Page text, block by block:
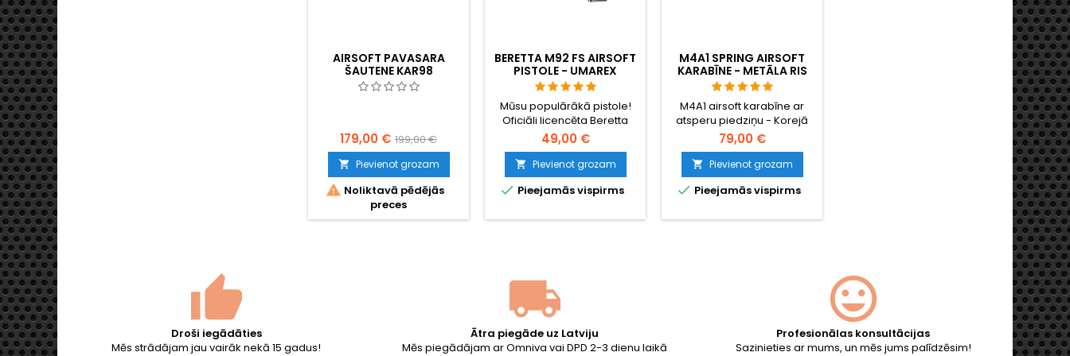
AIRSOFT PAVASARA
ŠAUTENE KAR98
179,00 € 199,00 €
 Pievienot grozam
 Noliktavā pēdējās
preces
BERETTA M92 FS AIRSOFT
PISTOLE - UMAREX
OFICIĀLĀ REPLIKA
Mūsu populārākā pistole!
Oficiāli licencēta Beretta
M92 FS replika no Umarex.
Metāla iekšējās detaļas,
kustīgs gailis un oriģinālie
marķējumi.
49,00 €
 Pievienot grozam
 Pieejamās vispirms
M4A1 SPRING AIRSOFT
KARABĪNE - METĀLA RIS
SLIEDES, REGULĒJAMA
PIEZDA, IZJAUCAMA
M4A1 airsoft karabīne ar
atsperu piedziņu - Korejā
ražota kvalitatīva replika ar
metāla RIS sliedēm visās
četrās pusēs piederumiem,
regulējamu pieturi un dzelzs
mērierīci, kā arī hop-up
īsta M4 šautene.
79,00 €
 Pievienot grozam
 Pieejamās vispirms
Droši iegādāties
Mēs strādājam jau vairāk nekā 15 gadus!
Ātra piegāde uz Latviju
Mēs piegādājam ar Omniva vai DPD 2-3 dienu laikā
Profesionālas konsultācijas
Sazinieties ar mums, un mēs jums palīdzēsim!